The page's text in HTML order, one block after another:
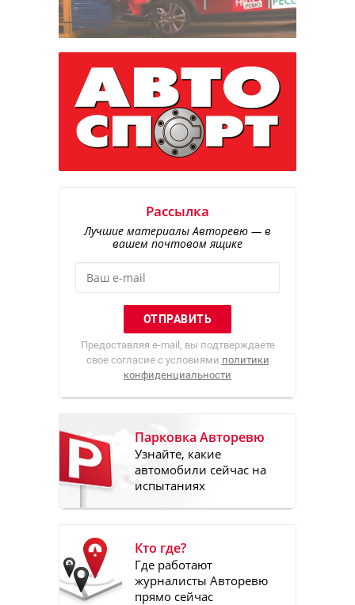
Рассылка
Лучшие материалы Авторевю — в
вашем почтовом ящике
Предоставляя e-mail, вы подтверждаете
свое согласие с условиями политики
конфиденциальности
Парковка Авторевю
Узнайте, какие
автомобили сейчас на
испытаниях
Кто где?
Где работают
журналисты Авторевю
прямо сейчас